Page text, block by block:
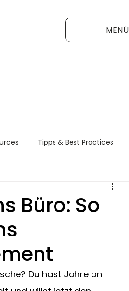
MENÜ
Tipps & Best Practices
Büro: So
Du hast Jahre an